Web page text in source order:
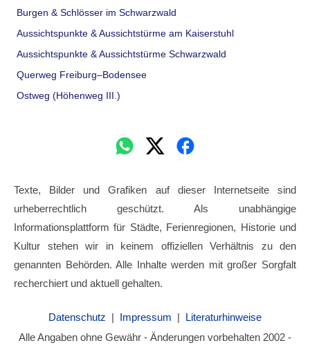
Burgen & Schlösser im Schwarzwald
Aussichtspunkte & Aussichtstürme am Kaiserstuhl
Aussichtspunkte & Aussichtstürme Schwarzwald
Querweg Freiburg–Bodensee
Ostweg (Höhenweg III.)
Texte, Bilder und Grafiken auf dieser Internetseite sind
urheberrechtlich geschützt. Als unabhängige
Informationsplattform für Städte, Ferienregionen, Historie und
Kultur stehen wir in keinem offiziellen Verhältnis zu den
genannten Behörden. Alle Inhalte werden mit großer Sorgfalt
recherchiert und aktuell gehalten.
Datenschutz | Impressum | Literaturhinweise
Alle Angaben ohne Gewähr - Änderungen vorbehalten 2002 -